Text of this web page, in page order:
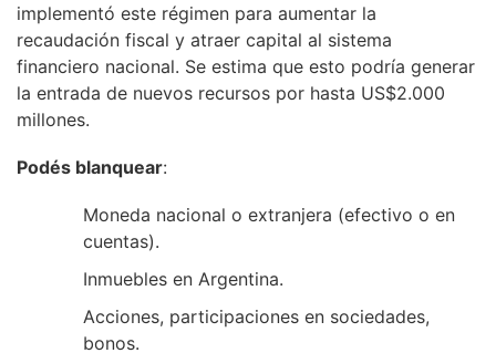
implementó este régimen para aumentar la
recaudación fiscal y atraer capital al sistema
financiero nacional. Se estima que esto podría generar
la entrada de nuevos recursos por hasta US$2.000
millones.
Podés blanquear:
Moneda nacional o extranjera (efectivo o en
cuentas).
Inmuebles en Argentina.
Acciones, participaciones en sociedades,
bonos.